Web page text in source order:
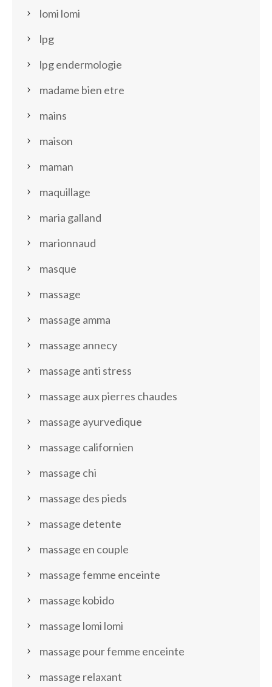
lomi lomi
lpg
lpg endermologie
madame bien etre
mains
maison
maman
maquillage
maria galland
marionnaud
masque
massage
massage amma
massage annecy
massage anti stress
massage aux pierres chaudes
massage ayurvedique
massage californien
massage chi
massage des pieds
massage detente
massage en couple
massage femme enceinte
massage kobido
massage lomi lomi
massage pour femme enceinte
massage relaxant